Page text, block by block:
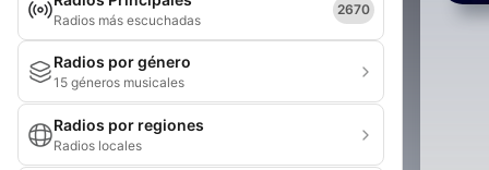
Radios más escuchadas
2670
Radios por género
15 géneros musicales
Radios por regiones
Radios locales